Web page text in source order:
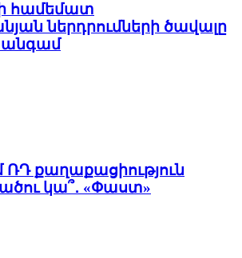
համեմատ
ներդրումների ծավալը
անգամ
ՌԴ քաղաքացիություն
կա՞․ «Փաստ»